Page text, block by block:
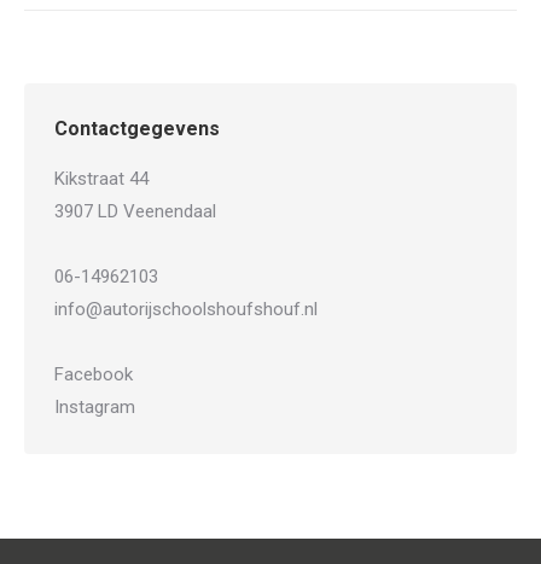
Contactgegevens
Kikstraat 44
3907 LD Veenendaal
06-14962103
info@autorijschoolshoufshouf.nl
Facebook
Instagram